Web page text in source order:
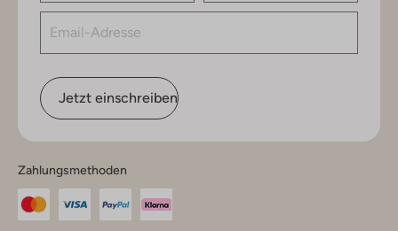
Jetzt einschreiben
Zahlungsmethoden